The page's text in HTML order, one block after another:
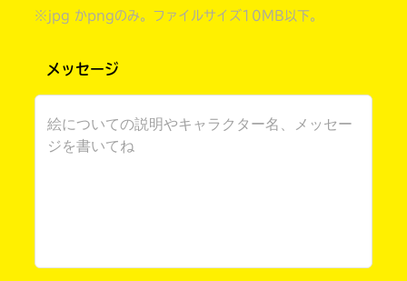
※jpg かpngのみ。ファイルサイズ10MB以下。
メッセージ